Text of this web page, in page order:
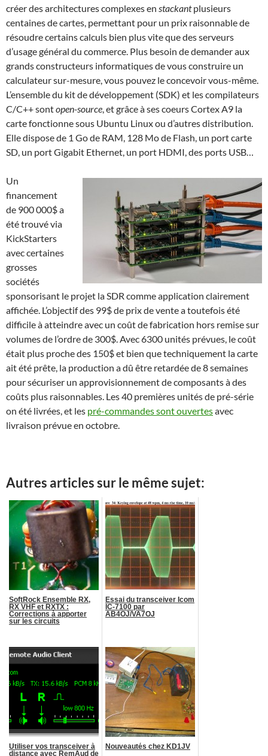
créer des architectures complexes en stackantplusieurs
centaines de cartes, permettant pour un prix raisonnable de
résoudre certains calculs bien plus vite que des serveurs
d’usage général du commerce. Plus besoin de demander aux
grands constructeurs informatiques de vous construire un
calculateur sur-mesure, vous pouvez le concevoir vous-même.
L’ensemble du kit de développement (SDK) et les compilateurs
C/C++ sontopen-source , et grâce à ses coeurs Cortex A9 la
carte fonctionne sous Ubuntu Linux ou d’autres distribution.
Elle dispose de 1 Go de RAM, 128 Mo de Flash, un port carte
SD, un port Gigabit Ethernet, un port HDMI, des ports USB…
Un
financement
de 900 000$ a
été trouvé via
KickStarters
avec certaines
grosses
sociétés
sponsorisant le projet la SDR comme application clairement
affichée. L’objectif des 99$ de prix de vente a toutefois été
difficile à atteindre avec un coût de fabrication hors remise sur
volumes de l’ordre de 300$. Avec 6300 unités prévues, le coût
était plus proche des 150$ et bien que techniquement la carte
ait été prête, la production a dû être retardée de 8 semaines
pour sécuriser un approvisionnement de composants à des
coûts plus raisonnables. Les 40 premières unités de pré-série
on été livrées, et les pré-commandes sont ouvertesavec
livraison prévue en octobre.
Autres articles sur le même sujet:
SoftRock Ensemble RX,
RX VHF et RXTX :
Corrections à apporter
sur les circuits
Essai du transceiver Icom
IC-7100 par
AB4OJ/VA7OJ
Utiliser vos transceiver à
distance avec RemAud de
Nouveautés chez KD1JV